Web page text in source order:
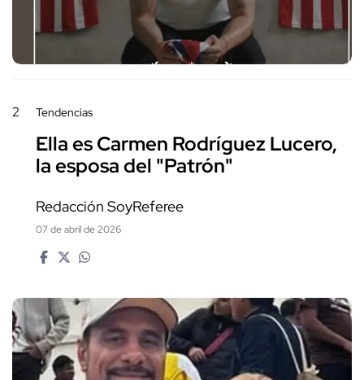
2 Tendencias
Ella es Carmen Rodríguez Lucero,
la esposa del "Patrón"
Redacción SoyReferee
07 de abril de 2026